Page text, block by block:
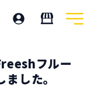
フルー
した。